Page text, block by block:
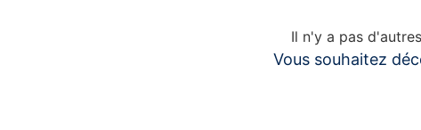
Il n'y a pas
Vous souhaitez